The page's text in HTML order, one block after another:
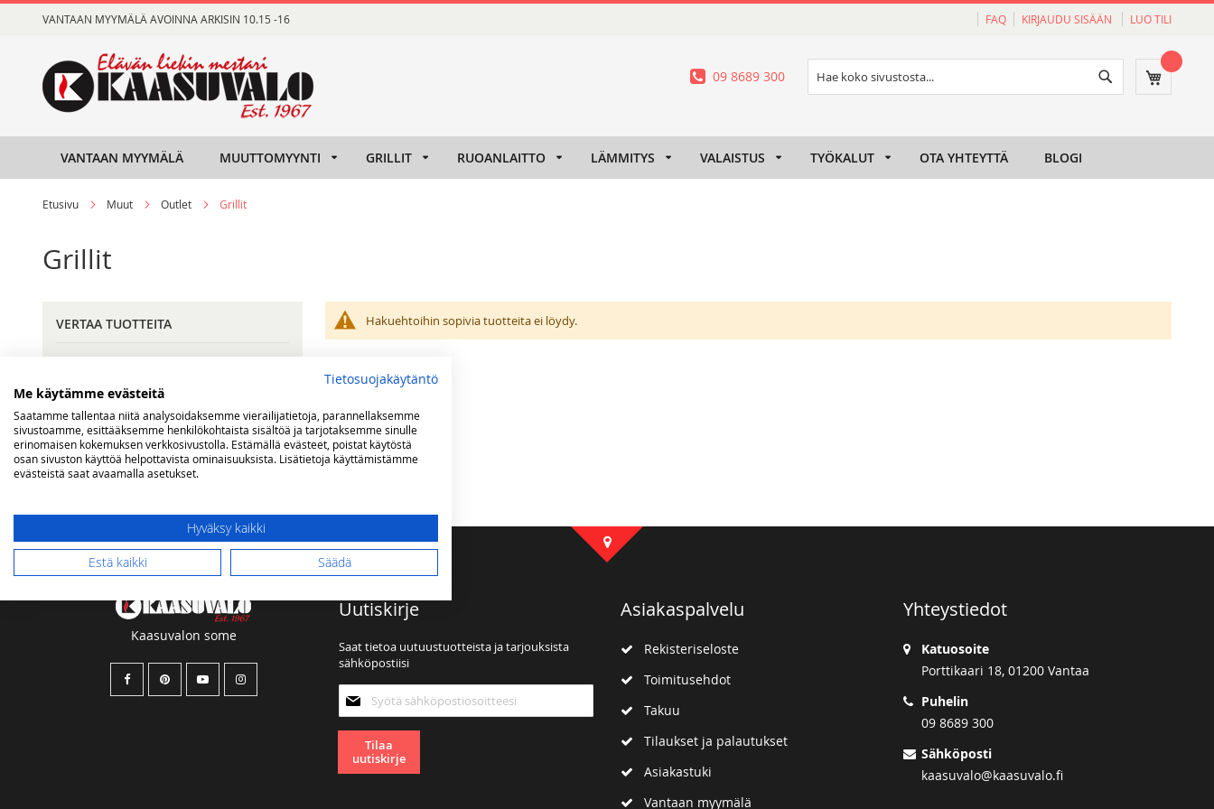
to
VANTAAN MYYMÄLÄ AVOINNA ARKISIN 10.15 -16 FAQ KIRJAUDU SISÄÄN LUO TILI
Ostoskori
Haku
09 8689 300
VANTAAN MYYMÄLÄ MUUTTOMYYNTI GRILLIT RUOANLAITTO LÄMMITYS VALAISTUS TYÖKALUT OTA YHTEYTTÄ BLOGI
Etusivu Muut Outlet Grillit
Grillit
Hakuehtoihin sopivia tuotteita ei löydy.
VERTAA TUOTTEITA
OMA TOIVELISTA
Sinulla ei ole tuotteita toivelistallasi.
Kaasuvalon some
Uutiskirje
Saat tietoa uutuustuotteista ja tarjouksista
sähköpostiisi
uutiskirjeemme:
Tilaa
uutiskirje
Asiakaspalvelu
Rekisteriseloste
Toimitusehdot
Takuu
Tilaukset ja palautukset
Asiakastuki
Vantaan myymälä
Yhteystiedot
Katuosoite
Porttikaari 18, 01200 Vantaa
Puhelin
09 8689 300
Sähköposti
kaasuvalo@kaasuvalo.fi
Tietosuojakäytäntö
Me käytämme evästeitä
Saatamme tallentaa niitä analysoidaksemme vierailijatietoja, parannellaksemme
sivustoamme, esittääksemme henkilökohtaista sisältöä ja tarjotaksemme sinulle
erinomaisen kokemuksen verkkosivustolla. Estämällä evästeet, poistat käytöstä
osan sivuston käyttöä helpottavista ominaisuuksista. Lisätietoja käyttämistämme
evästeistä saat avaamalla asetukset.
Hyväksy kaikki
Estä kaikki
Säädä